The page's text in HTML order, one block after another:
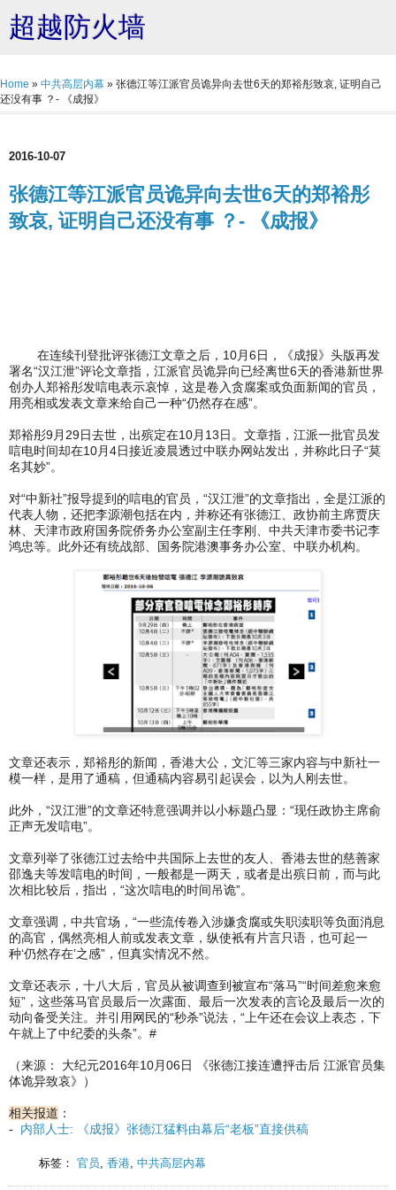
超越防火墙
Home » 中共高层内幕 » 张德江等江派官员诡异向去世6天的郑裕彤致哀, 证明自己
还没有事 ？- 《成报》
2016-10-07
张德江等江派官员诡异向去世6天的郑裕彤
致哀, 证明自己还没有事 ？- 《成报》
在连续刊登批评张德江文章之后，10月6日，《成报》头版再发
署名“汉江泄”评论文章指，江派官员诡异向已经离世6天的香港新世界
创办人郑裕彤发唁电表示哀悼，这是卷入贪腐案或负面新闻的官员，
用亮相或发表文章来给自己一种“仍然存在感”。
郑裕彤9月29日去世，出殡定在10月13日。文章指，江派一批官员发
唁电时间却在10月4日接近凌晨透过中联办网站发出，并称此日子“莫
名其妙”。
对“中新社”报导提到的唁电的官员，“汉江泄”的文章指出，全是江派的
代表人物，还把李源潮包括在内，并称还有张德江、政协前主席贾庆
林、天津市政府国务院侨务办公室副主任李刚、中共天津市委书记李
鸿忠等。此外还有统战部、国务院港澳事务办公室、中联办机构。
文章还表示，郑裕彤的新闻，香港大公，文汇等三家内容与中新社一
模一样，是用了通稿，但通稿内容易引起误会，以为人刚去世。
此外，“汉江泄”的文章还特意强调并以小标题凸显：“现任政协主席俞
正声无发唁电”。
文章列举了张德江过去给中共国际上去世的友人、香港去世的慈善家
邵逸夫等发唁电的时间，一般都是一两天，或者是出殡日前，而与此
次相比较后，指出，“这次唁电的时间吊诡”。
文章强调，中共官场，“一些流传卷入涉嫌贪腐或失职渎职等负面消息
的高官，偶然亮相人前或发表文章，纵使衹有片言只语，也可起一
种‘仍然存在’之感”，但真实情况不然。
文章还表示，十八大后，官员从被调查到被宣布“落马”“时间差愈来愈
短”，这些落马官员最后一次露面、最后一次发表的言论及最后一次的
动向备受关注。并引用网民的“秒杀”说法，“上午还在会议上表态，下
午就上了中纪委的头条”。#
（来源： 大纪元2016年10月06日 《张德江接连遭抨击后 江派官员集
体诡异致哀》）
相关报道 ：
- 内部人士: 《成报》张德江猛料由幕后“老板”直接供稿
标签： 官员 香港 中共高层内幕